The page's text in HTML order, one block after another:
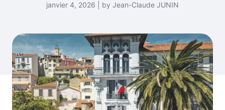
janvier 4, 2026 | by Jean-Claude JUNIN